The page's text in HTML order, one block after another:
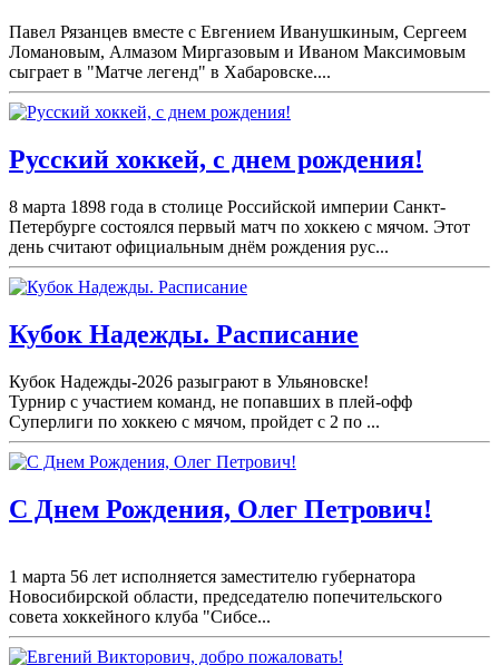
Павел Рязанцев вместе с Евгением Иванушкиным, Сергеем
Ломановым, Алмазом Миргазовым и Иваном Максимовым
сыграет в "Матче легенд" в Хабаровске....
Русский хоккей, с днем рождения!
8 марта 1898 года в столице Российской империи Санкт-
Петербурге состоялся первый матч по хоккею с мячом. Этот
день считают официальным днём рождения рус...
Кубок Надежды. Расписание
Кубок Надежды-2026 разыграют в Ульяновске!
Турнир с участием команд, не попавших в плей-офф
Суперлиги по хоккею с мячом, пройдет с 2 по ...
С Днем Рождения, Олег Петрович!
1 марта 56 лет исполняется заместителю губернатора
Новосибирской области, председателю попечительского
совета хоккейного клуба "Сибсе...